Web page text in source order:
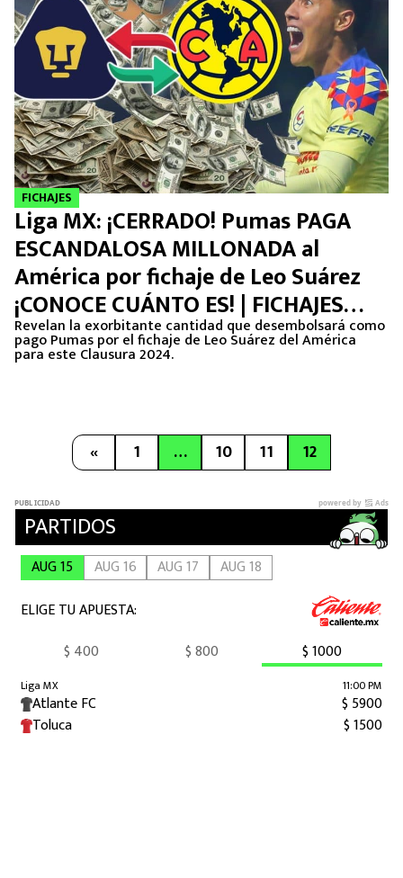
FICHAJES
Liga MX: ¡CERRADO! Pumas PAGA
ESCANDALOSA MILLONADA al
América por fichaje de Leo Suárez
¡CONOCE CUÁNTO ES! | FICHAJES
2024
Revelan la exorbitante cantidad que desembolsará como
pago Pumas por el fichaje de Leo Suárez del América
para este Clausura 2024.
« 1 … 10 11 12